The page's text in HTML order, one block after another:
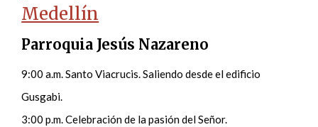
Medellín
Parroquia Jesús Nazareno
9:00 a.m. Santo Viacrucis. Saliendo desde el edificio
Gusgabi.
3:00 p.m. Celebración de la pasión del Señor.